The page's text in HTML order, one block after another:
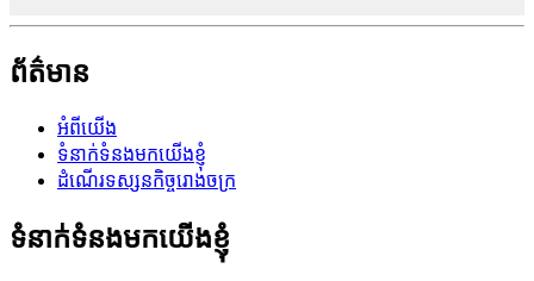
ព័ត៌មាន
អំពីយើង
ទំនាក់ទំនងមកយើងខ្ញុំ
ដំណើរទស្សនកិច្ចរោងចក្រ
ទំនាក់ទំនងមកយើងខ្ញុំ